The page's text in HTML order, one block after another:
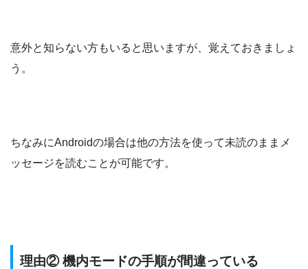
意外と知らない方もいると思いますが、覚えておきましょ
う。
ちなみにAndroidの場合は他の方法を使って未読のままメ
ッセージを読むことが可能です。
理由② 機内モードの手順が間違っている